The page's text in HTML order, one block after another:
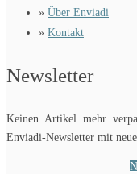
» Über Enviadi
» Kontakt
Newsletter
Keinen Artikel mehr
Enviadi-Newsletter mit